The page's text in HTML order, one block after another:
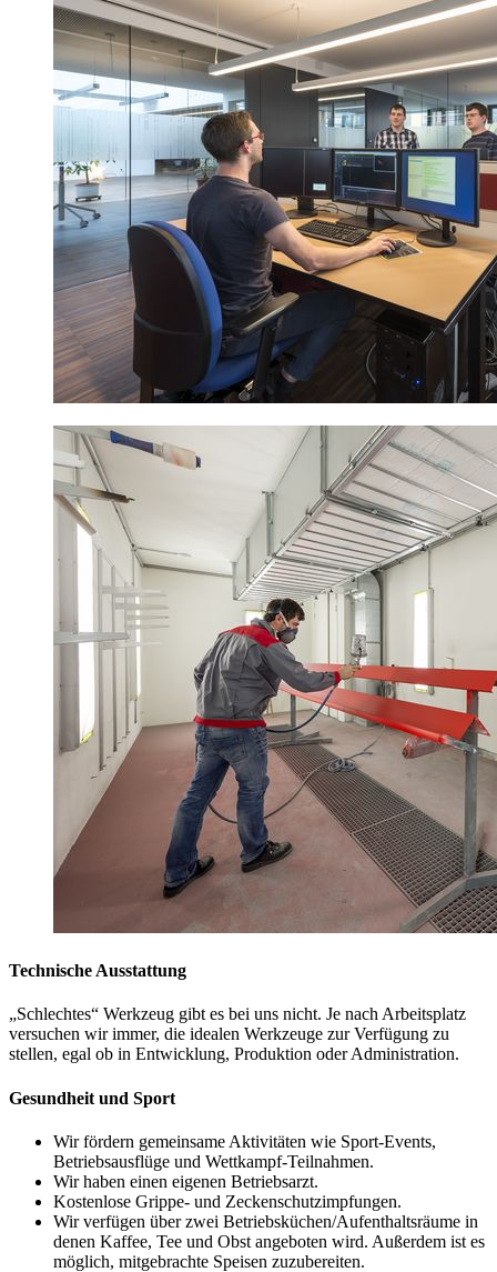
Technische Ausstattung
„Schlechtes“ Werkzeug gibt es bei uns nicht. Je nach Arbeitsplatz
versuchen wir immer, die idealen Werkzeuge zur Verfügung zu
stellen, egal ob in Entwicklung, Produktion oder Administration.
Gesundheit und Sport
Wir fördern gemeinsame Aktivitäten wie Sport-Events,
Betriebsausflüge und Wettkampf-Teilnahmen.
Wir haben einen eigenen Betriebsarzt.
Kostenlose Grippe- und Zeckenschutzimpfungen.
Wir verfügen über zwei Betriebsküchen/Aufenthaltsräume in
denen Kaffee, Tee und Obst angeboten wird. Außerdem ist es
möglich, mitgebrachte Speisen zuzubereiten.